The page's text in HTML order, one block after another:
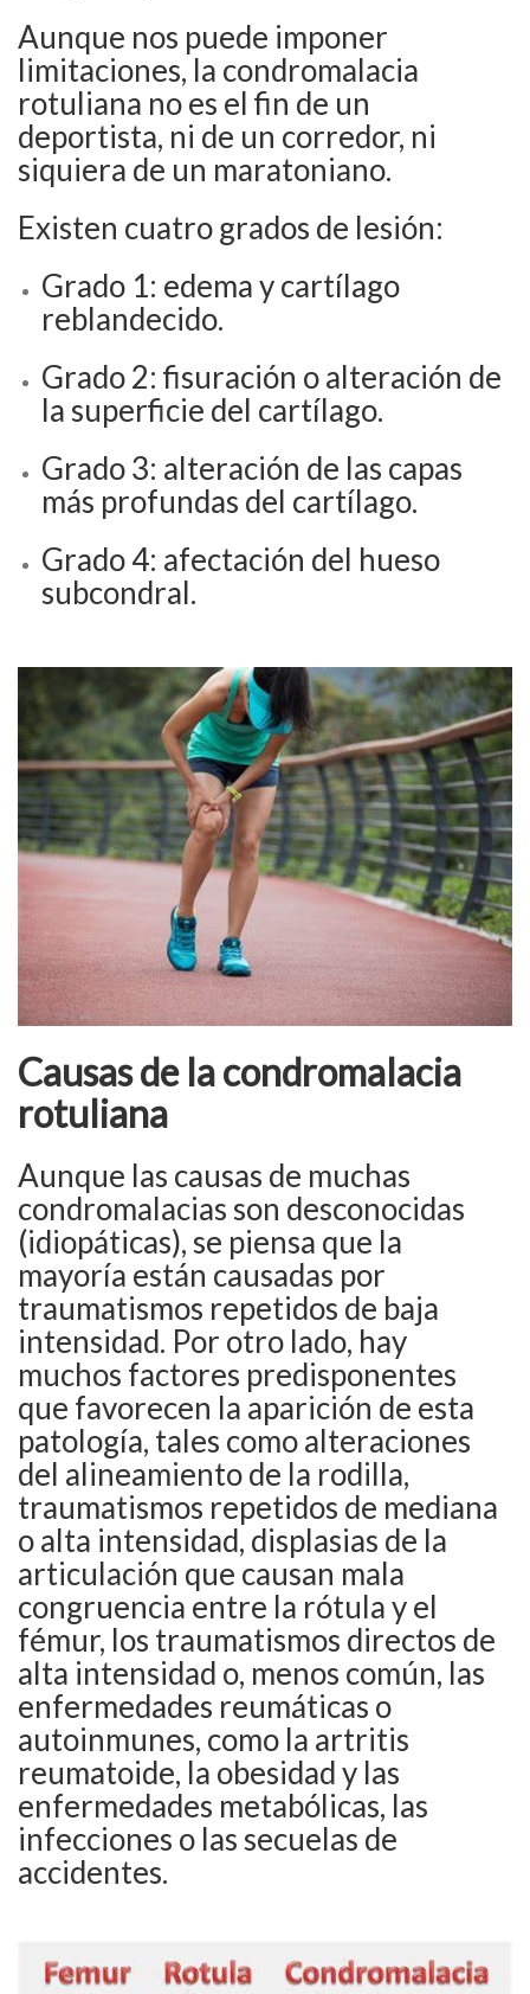
Aunque nos puede imponer
limitaciones, la condromalacia
rotuliana no es el fin de un
deportista, ni de un corredor, ni
siquiera de un maratoniano.
Existen cuatro grados de lesión:
Grado 1: edema y cartílago
reblandecido.
Grado 2: fisuración o alteración de
la superficie del cartílago.
Grado 3: alteración de las capas
más profundas del cartílago.
Grado 4: afectación del hueso
subcondral.
Causas de la condromalacia
rotuliana
Aunque las causas de muchas
condromalacias son desconocidas
(idiopáticas), se piensa que la
mayoría están causadas por
traumatismos repetidos de baja
intensidad. Por otro lado, hay
muchos factores predisponentes
que favorecen la aparición de esta
patología, tales como alteraciones
del alineamiento de la rodilla,
traumatismos repetidos de mediana
o alta intensidad, displasias de la
articulación que causan mala
congruencia entre la rótula y el
fémur, los traumatismos directos de
alta intensidad o, menos común, las
enfermedades reumáticas o
autoinmunes, como la artritis
reumatoide, la obesidad y las
enfermedades metabólicas, las
infecciones o las secuelas de
accidentes.